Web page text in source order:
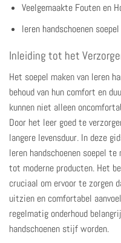
Veelgemaakte Fouten en
leren handschoenen
Inleiding tot het
Het soepel maken van leren
behoud van hun comfort en
kunnen niet alleen
Door het leer goed te
langere levensduur. In deze
leren handschoenen soepel
tot moderne producten. Het
cruciaal om ervoor te zorgen
uitzien en comfortabel
regelmatig onderhoud
handschoenen stijf worden.